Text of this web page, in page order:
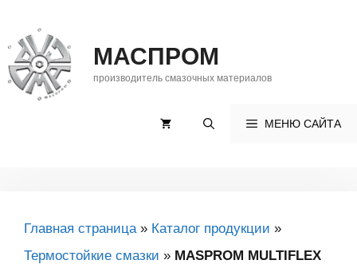
содержимому
МАСПРОМ
производитель смазочных материалов
МЕНЮ САЙТА
Главная страница» Каталог продукции »
Термостойкие смазки » MASPROM MULTIFLEX